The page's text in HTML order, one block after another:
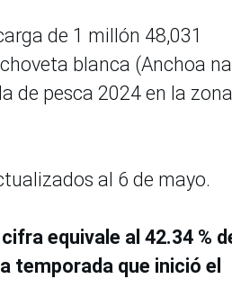
de 1 millón 48,031
blanca (Anchoa
de pesca 2024 en la zona
al 6 de mayo.
equivale al 42.34 %
temporada que inició el